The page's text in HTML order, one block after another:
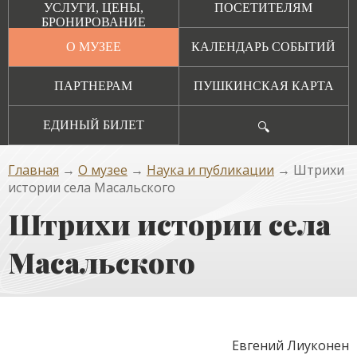
УСЛУГИ, ЦЕНЫ,
БРОНИРОВАНИЕ
ПОСЕТИТЕЛЯМ
О МУЗЕЕ КАЛЕНДАРЬ СОБЫТИЙ
ПАРТНЕРАМ ПУШКИНСКАЯ КАРТА
ЕДИНЫЙ БИЛЕТ 🔍
Главная → О музее → Наука и публикации → Штрихи
истории села Масальского
Штрихи истории села
Масальского
Евгений Лиуконен